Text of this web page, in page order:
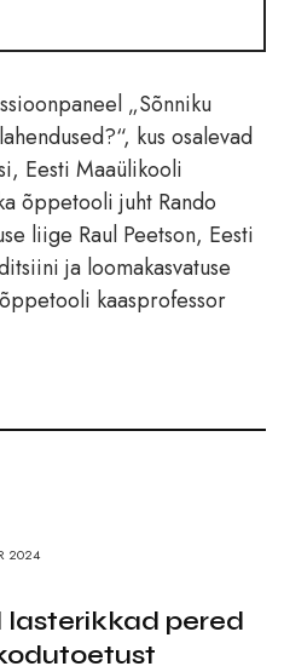
„Sõnniku
kus osalevad
Eesti Maaülikooli
õppetooli juht Rando
liige Raul Peetson, Eesti
ja loomakasvatuse
kaasprofessor
2024
pered